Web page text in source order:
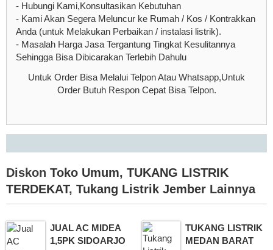
- Hubungi Kami,Konsultasikan Kebutuhan
- Kami Akan Segera Meluncur ke Rumah / Kos / Kontrakkan
Anda (untuk Melakukan Perbaikan / instalasi listrik).
- Masalah Harga Jasa Tergantung Tingkat Kesulitannya
Sehingga Bisa Dibicarakan Terlebih Dahulu
Untuk Order Bisa Melalui Telpon Atau Whatsapp,Untuk
Order Butuh Respon Cepat Bisa Telpon.
Diskon Toko Umum, TUKANG LISTRIK
TERDEKAT, Tukang Listrik Jember Lainnya
JUAL AC MIDEA
1,5PK SIDOARJO
TUKANG LISTRIK
MEDAN BARAT